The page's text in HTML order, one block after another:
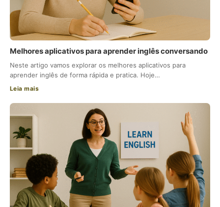
Melhores aplicativos para aprender inglês conversando
Neste artigo vamos explorar os melhores aplicativos para
aprender inglês de forma rápida e pratica. Hoje…
Leia mais